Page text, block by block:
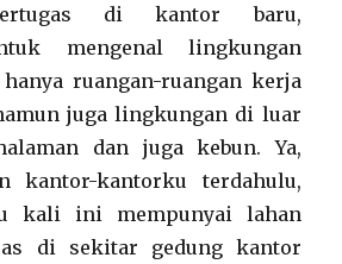
di kantor baru,
mengenal lingkungan
ruangan-ruangan kerja
juga lingkungan di luar
dan juga kebun. Ya,
kantor-kantorku terdahulu,
kali ini mempunyai lahan
di sekitar gedung kantor